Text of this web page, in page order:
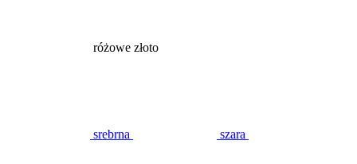
różowe złoto
srebrna szara